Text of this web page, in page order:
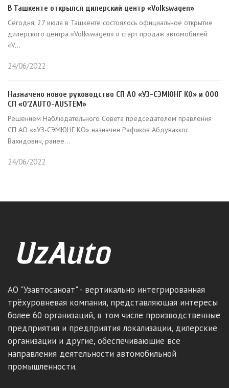
В Ташкенте открылся дилерский центр «Volkswagen»
Сегодня, 27 июля в Ташкенте состоялось официальное открытие
дилерского центра «Volkswagen» и старт продаж автомобилей
«V...
24/06/2022
Назначено новое руководство СП АО «УЗ-СЭМЮНГ КО» и ООО
СП «O’ZAUTO-AUSTEM»
Решением Наблюдательного Совета председателем правления
СП АО ««УЗ-СЭМЮНГ КО» назначен Рафиков Абдуваккос
Вахидович, ранее...
24/06/2022
АО "Узавтосаноат" - вертикально интегрированная
трёхуровневая компания, представляющая интересы
более 60 организаций, в том числе производственные
предприятия и предприятия локализации, дилерские
организации и другие, обеспечивающие все
направления деятельности автомобильной
промышленности.